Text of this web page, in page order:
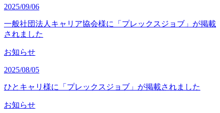
2025/09/06
一般社団法人キャリア協会様に「プレックスジョブ」が掲載
されました
お知らせ
2025/08/05
ひとキャリ様に「プレックスジョブ」が掲載されました
お知らせ